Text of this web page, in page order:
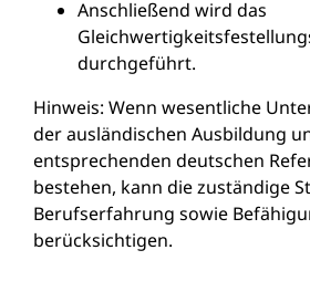
Anschließend wird das
durchgeführt.
Hinweis: Wenn wesentliche
der ausländischen Ausbildung
entsprechenden deutschen
bestehen, kann die zuständige
Berufserfahrung sowie
berücksichtigen.